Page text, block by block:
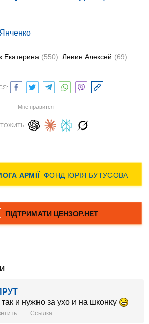
Екатерина (550) Левин Алексей (69)
Мне нравится
и нужно за ухо и на шконку
Ссылка